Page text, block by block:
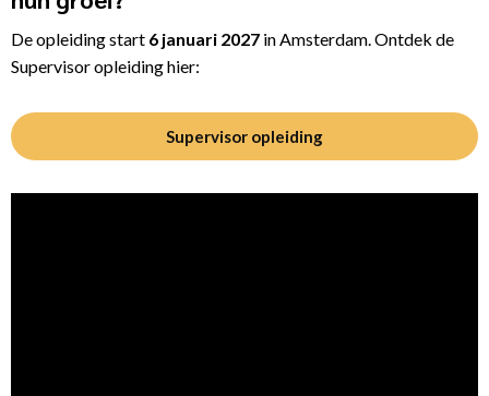
De opleiding start 6 januari 2027 in Amsterdam. Ontdek de
Supervisor opleiding hier:
Supervisor opleiding